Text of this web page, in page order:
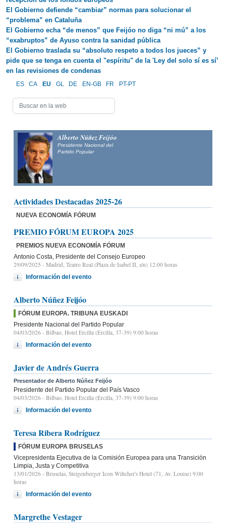
El Gobierno defiende “cambiar” normas para solucionar el
“problema” en Cataluña
El Gobierno echa “de menos” que Feijóo no diga “ni mú” a los
“exabruptos” de Ayuso contra la sanidad pública
El Gobierno traslada su “absoluto respeto a todos los jueces” y
pide que se tenga en cuenta el "espíritu" de la 'Ley del solo sí es sí’
en las revisiones de condenas
ES CA EU GL DE EN-GB FR PT-PT
Alberto Núñez Feijóo
Presidente Nacional del
Partido Popular
Actividades Destacadas 2025-26
NUEVA ECONOMÍA FÓRUM
PREMIO FÓRUM EUROPA 2025
PREMIOS NUEVA ECONOMÍA FÓRUM
Antonio Costa, Presidente del Consejo Europeo
29/09/2025 - Madrid, Teatro Real (Plaza de Isabel II, s/n) 12:00 horas
Información del evento
Alberto Núñez Feijóo
FÓRUM EUROPA. TRIBUNA EUSKADI
Presidente Nacional del Partido Popular
04/03/2026 - Bilbao, Hotel Ercilla (Ercilla, 37-39) 9:00 horas
Información del evento
Javier de Andrés Guerra
Presentador de Alberto Núñez Feijóo
Presidente del Partido Popular del País Vasco
04/03/2026 - Bilbao, Hotel Ercilla (Ercilla, 37-39) 9:00 horas
Información del evento
Teresa Ribera Rodríguez
FÓRUM EUROPA BRUSELAS
Vicepresidenta Ejecutiva de la Comisión Europea para una Transición
Limpia, Justa y Competitiva
13/01/2026 - Bruselas, Steigenberger Icon Wiltcher's Hotel (71, Av. Louise) 9:00
horas
Información del evento
Margrethe Vestager